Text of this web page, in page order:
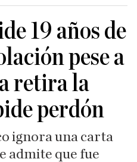
19 años de
pese a
retira la
perdón
ignora una carta
admite que fue